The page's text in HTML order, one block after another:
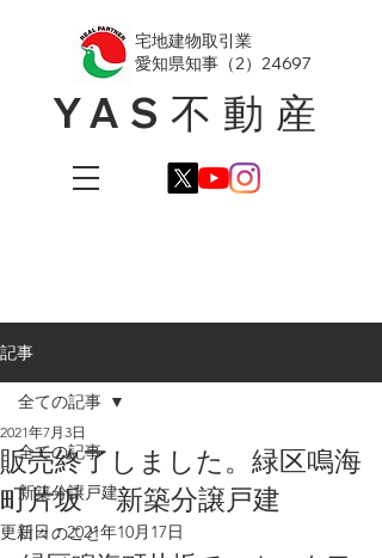
YAS不動産
​宅地建物取引業
愛知県知事（2）24697
記事
全ての記事
新築分譲戸建
日々のこと
全ての記事
販売終了しました。緑区鳴海
町片坂 新築分譲戸建
2021年7月3日
更新日：2021年10月17日